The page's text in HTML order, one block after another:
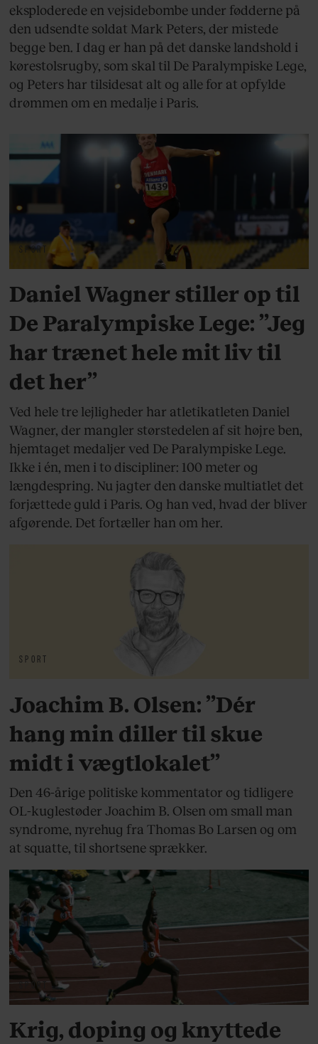
eksploderede en vejsidebombe under fødderne på
den udsendte soldat Mark Peters, der mistede
begge ben. I dag er han på det danske landshold i
kørestolsrugby, som skal til De Paralympiske Lege,
og Peters har tilsidesat alt og alle for at opfylde
drømmen om en medalje i Paris.
SPORT
Daniel Wagner stiller op til
De Paralympiske Lege: ”Jeg
har trænet hele mit liv til
det her”
Ved hele tre lejligheder har atletikatleten Daniel
Wagner, der mangler størstedelen af sit højre ben,
hjemtaget medaljer ved De Paralympiske Lege.
Ikke i én, men i to discipliner: 100 meter og
længdespring. Nu jagter den danske multiatlet det
forjættede guld i Paris. Og han ved, hvad der bliver
afgørende. Det fortæller han om her.
SPORT
Joachim B. Olsen: ”Dér
hang min diller til skue
midt i vægtlokalet”
Den 46-årige politiske kommentator og tidligere
OL-kuglestøder Joachim B. Olsen om small man
syndrome, nyrehug fra Thomas Bo Larsen og om
at squatte, til shortsene sprækker.
SPORT
Krig, doping og knyttede